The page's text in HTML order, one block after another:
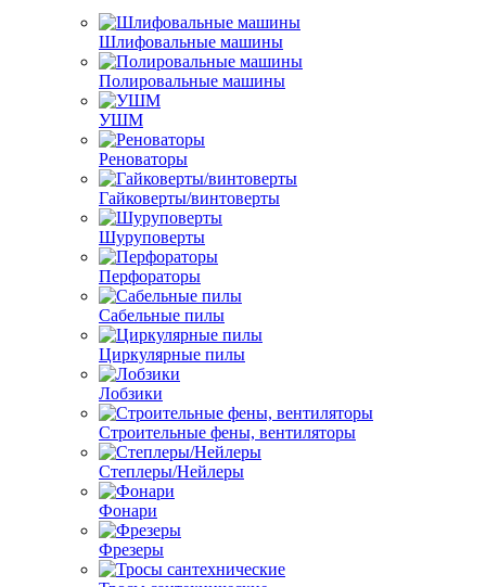
Шлифовальные машины
Полировальные машины
УШМ
Реноваторы
Гайковерты/винтоверты
Шуруповерты
Перфораторы
Сабельные пилы
Циркулярные пилы
Лобзики
Строительные фены, вентиляторы
Степлеры/Нейлеры
Фонари
Фрезеры